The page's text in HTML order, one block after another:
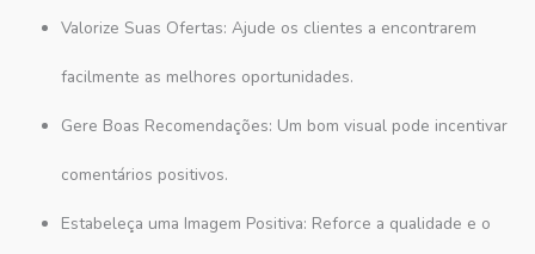
Valorize Suas Ofertas: Ajude os clientes a encontrarem
facilmente as melhores oportunidades.
Gere Boas Recomendações: Um bom visual pode incentivar
comentários positivos.
Estabeleça uma Imagem Positiva: Reforce a qualidade e o